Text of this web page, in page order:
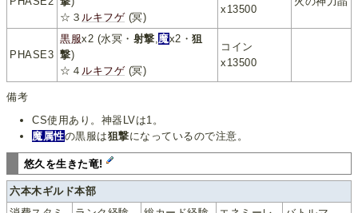
☆３ ルキフゲ(冥)
x13500
PHASE3
黒服x2 (水冥・ 射撃,魔x2・狙
撃)
☆４ ルキフゲ(冥)
コイン
x13500
備考
CS使用あり。神器LVは1。
魔属性の黒服は狙撃になっているので注意。
悠久を生きた竜!
六本木ギルド本部